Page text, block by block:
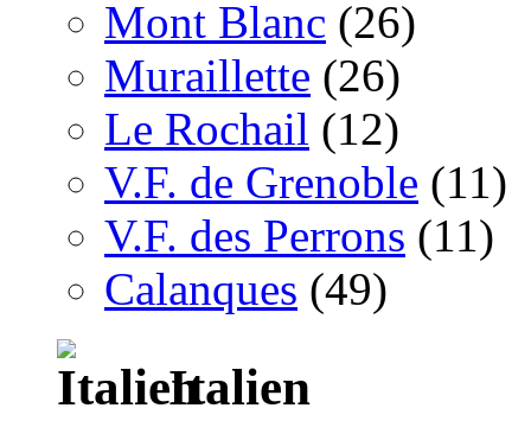
Mont Blanc (26)
Muraillette (26)
Le Rochail (12)
V.F. de Grenoble (11)
V.F. des Perrons (11)
Calanques (49)
Italien